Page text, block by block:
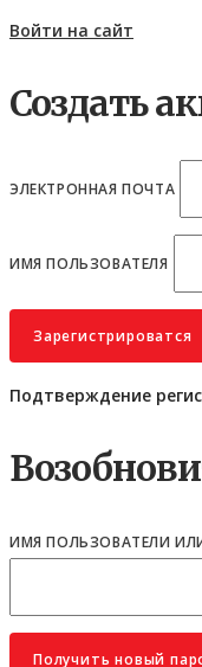
Войти на сайт
Создать
ЭЛЕКТРОННАЯ ПОЧТА
ИМЯ ПОЛЬЗОВАТЕЛЯ
Подтверждение
ИМЯ ПОЛЬЗОВАТЕЛИ